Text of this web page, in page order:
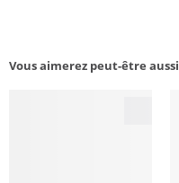
Vous aimerez peut-être aussi